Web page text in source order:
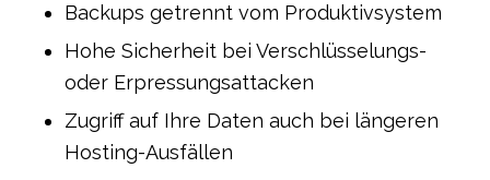
Backups getrennt vom Produktivsystem
Hohe Sicherheit bei Verschlüsselungs-
oder Erpressungsattacken
Zugriff auf Ihre Daten auch bei längeren
Hosting-Ausfällen